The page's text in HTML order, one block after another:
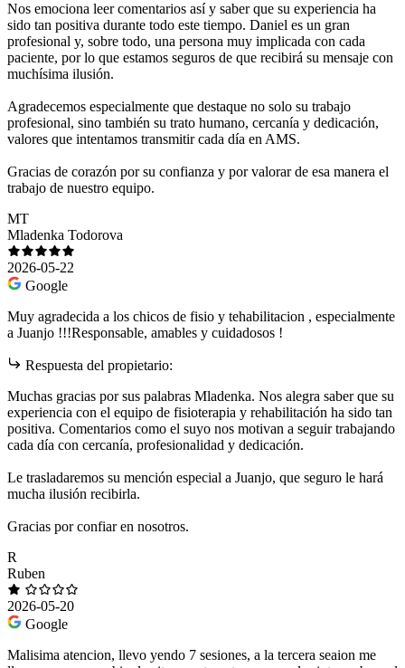
Nos emociona leer comentarios así y saber que su experiencia ha
sido tan positiva durante todo este tiempo. Daniel es un gran
profesional y, sobre todo, una persona muy implicada con cada
paciente, por lo que estamos seguros de que recibirá su mensaje con
muchísima ilusión.
Agradecemos especialmente que destaque no solo su trabajo
profesional, sino también su trato humano, cercanía y dedicación,
valores que intentamos transmitir cada día en AMS.
Gracias de corazón por su confianza y por valorar de esa manera el
trabajo de nuestro equipo.
MT
Mladenka Todorova
2026-05-22
Google
Muy agradecida a los chicos de fisio y tehabilitacion , especialmente
a Juanjo !!!Responsable, amables y cuidadosos !
Respuesta del propietario:
Muchas gracias por sus palabras Mladenka. Nos alegra saber que su
experiencia con el equipo de fisioterapia y rehabilitación ha sido tan
positiva. Comentarios como el suyo nos motivan a seguir trabajando
cada día con cercanía, profesionalidad y dedicación.
Le trasladaremos su mención especial a Juanjo, que seguro le hará
mucha ilusión recibirla.
Gracias por confiar en nosotros.
R
Ruben
2026-05-20
Google
Malisima atencion, llevo yendo 7 sesiones, a la tercera seaion me